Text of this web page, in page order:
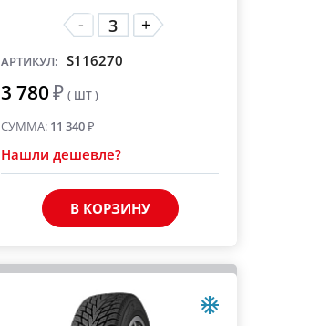
-
+
АРТИКУЛ: S116270
3 780₽ ( ШТ )
СУММА: 11 340₽
Нашли дешевле?
В КОРЗИНУ